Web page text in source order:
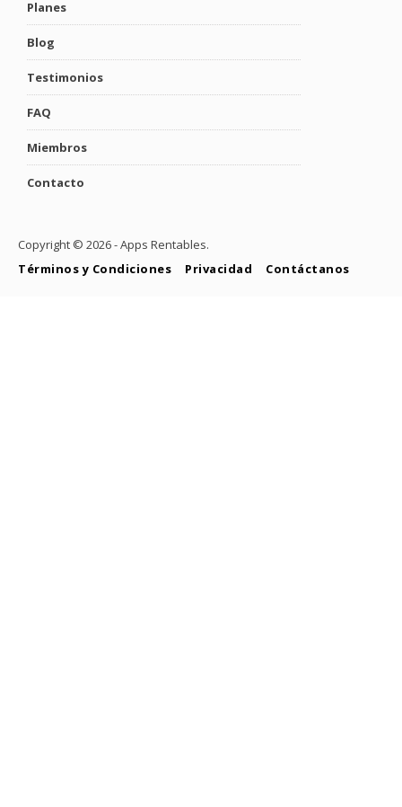
Planes
Blog
Testimonios
FAQ
Miembros
Contacto
Copyright © 2026 - Apps Rentables.
Términos y Condiciones
Privacidad Contáctanos